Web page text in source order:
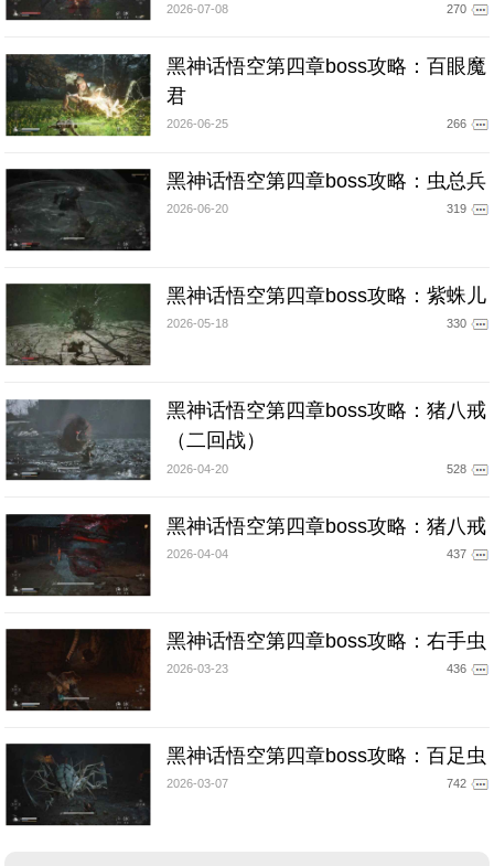
2026-07-08 270
黑神话悟空第四章boss攻略：百眼魔
君
2026-06-25 266
黑神话悟空第四章boss攻略：虫总兵
2026-06-20 319
黑神话悟空第四章boss攻略：紫蛛儿
2026-05-18 330
黑神话悟空第四章boss攻略：猪八戒
（二回战）
2026-04-20 528
黑神话悟空第四章boss攻略：猪八戒
2026-04-04 437
黑神话悟空第四章boss攻略：右手虫
2026-03-23 436
黑神话悟空第四章boss攻略：百足虫
2026-03-07 742